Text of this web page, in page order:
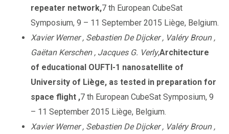
repeater network,7 th European CubeSat
Symposium, 9 – 11 September 2015 Liège, Belgium.
Xavier Werner , Sebastien De Dijcker , Valéry Broun ,
Gaëtan Kerschen , Jacques G. Verly,Architecture
of educational OUFTI-1 nanosatellite of
University of Liège, as tested in preparation for
space flight ,7 th European CubeSat Symposium, 9
– 11 September 2015 Liège, Belgium.
Xavier Werner , Sebastien De Dijcker , Valéry Broun ,